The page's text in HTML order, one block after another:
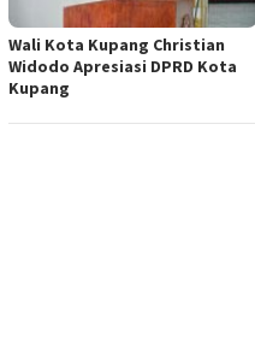
Wali Kota Kupang Christian
Widodo Apresiasi DPRD Kota
Kupang